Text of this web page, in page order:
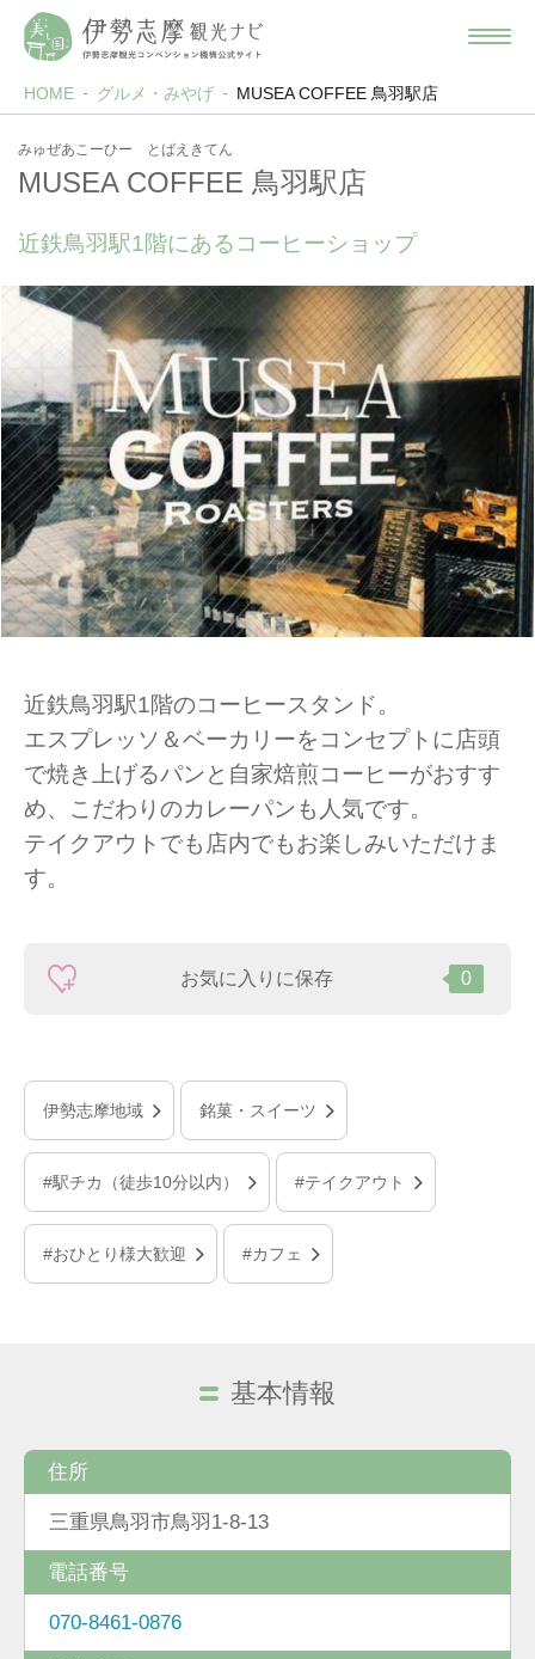
HOME グルメ・みやげ MUSEA COFFEE 鳥羽駅店
みゅぜあこーひー とばえきてん
MUSEA COFFEE 鳥羽駅店
近鉄鳥羽駅1階にあるコーヒーショップ
近鉄鳥羽駅1階のコーヒースタンド。
エスプレッソ＆ベーカリーをコンセプトに店頭
で焼き上げるパンと自家焙煎コーヒーがおすす
め、こだわりのカレーパンも人気です。
テイクアウトでも店内でもお楽しみいただけま
す。
お気に入りに保存 0
伊勢志摩地域 銘菓・スイーツ
#駅チカ（徒歩10分以内） #テイクアウト
#おひとり様大歓迎 #カフェ
基本情報
住所
三重県鳥羽市鳥羽1-8-13
電話番号
070-8461-0876